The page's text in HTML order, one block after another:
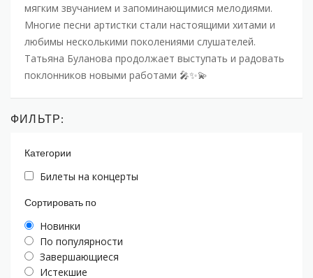
мягким звучанием и запоминающимися мелодиями.
Многие песни артистки стали настоящими хитами и
любимы несколькими поколениями слушателей.
Татьяна Буланова продолжает выступать и радовать
поклонников новыми работами 🎤✨💫
ФИЛЬТР:
Категории
Билеты на концерты
Сортировать по
Новинки
По популярности
Завершающиеся
Истекшие